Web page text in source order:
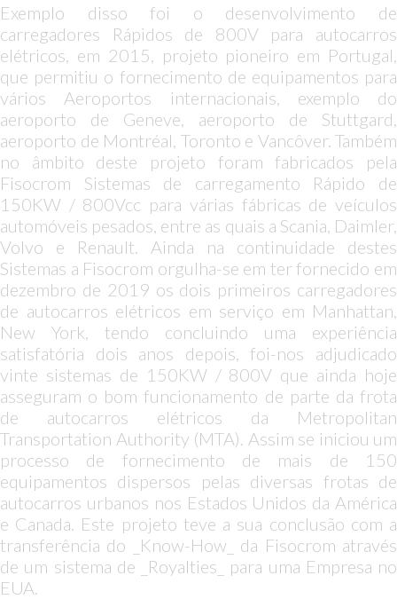
Exemplo disso foi o desenvolvimento de
carregadores Rápidos de 800V para autocarros
elétricos, em 2015, projeto pioneiro em Portugal,
que permitiu o fornecimento de equipamentos para
vários Aeroportos internacionais, exemplo do
aeroporto de Geneve, aeroporto de Stuttgard,
aeroporto de Montréal, Toronto e Vancôver. Também
no âmbito deste projeto foram fabricados pela
Fisocrom Sistemas de carregamento Rápido de
150KW / 800Vcc para várias fábricas de veículos
automóveis pesados, entre as quais a Scania, Daimler,
Volvo e Renault. Ainda na continuidade destes
Sistemas a Fisocrom orgulha-se em ter fornecido em
dezembro de 2019 os dois primeiros carregadores
de autocarros elétricos em serviço em Manhattan,
New York, tendo concluindo uma experiência
satisfatória dois anos depois, foi-nos adjudicado
vinte sistemas de 150KW / 800V que ainda hoje
asseguram o bom funcionamento de parte da frota
de autocarros elétricos da Metropolitan
Transportation Authority (MTA). Assim se iniciou um
processo de fornecimento de mais de 150
equipamentos dispersos pelas diversas frotas de
autocarros urbanos nos Estados Unidos da América
e Canada. Este projeto teve a sua conclusão com a
transferência do _Know-How_ da Fisocrom através
de um sistema de _Royalties_ para uma Empresa no
EUA.